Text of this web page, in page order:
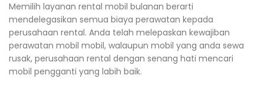
Memilih layanan rental mobil bulanan berarti
mendelegasikan semua biaya perawatan kepada
perusahaan rental. Anda telah melepaskan kewajiban
perawatan mobil mobil, walaupun mobil yang anda sewa
rusak, perusahaan rental dengan senang hati mencari
mobil pengganti yang labih baik.